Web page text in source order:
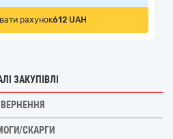
рахунок612 UAH
ЗАКУПІВЛІ
СКАРГИ